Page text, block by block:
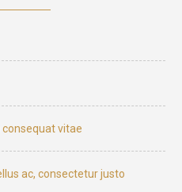
vitae
ac, consectetur justo